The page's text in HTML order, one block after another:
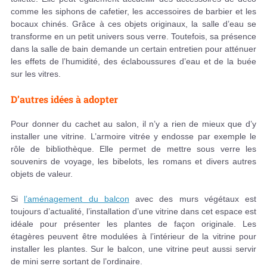
comme les siphons de cafetier, les accessoires de barbier et les
bocaux chinés. Grâce à ces objets originaux, la salle d’eau se
transforme en un petit univers sous verre. Toutefois, sa présence
dans la salle de bain demande un certain entretien pour atténuer
les effets de l’humidité, des éclaboussures d’eau et de la buée
sur les vitres.
D’autres idées à adopter
Pour donner du cachet au salon, il n’y a rien de mieux que d’y
installer une vitrine. L’armoire vitrée y endosse par exemple le
rôle de bibliothèque. Elle permet de mettre sous verre les
souvenirs de voyage, les bibelots, les romans et divers autres
objets de valeur.
Si l’aménagement du balcon avec des murs végétaux est
toujours d’actualité, l’installation d’une vitrine dans cet espace est
idéale pour présenter les plantes de façon originale. Les
étagères peuvent être modulées à l’intérieur de la vitrine pour
installer les plantes. Sur le balcon, une vitrine peut aussi servir
de mini serre sortant de l’ordinaire.